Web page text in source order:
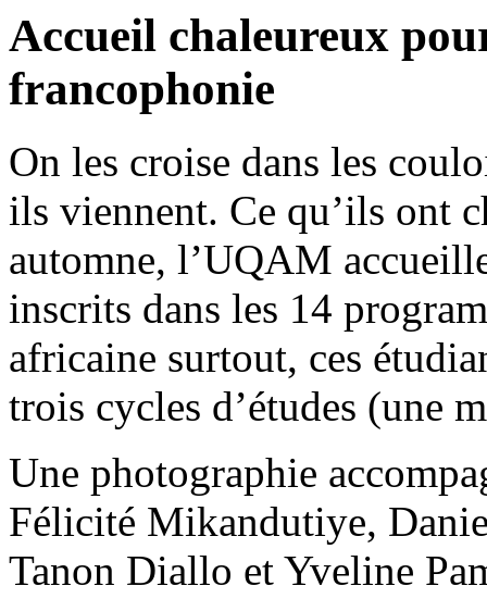
Accueil chaleureux
francophonie
On les croise dans les
ils viennent. Ce qu’ils ont
automne, l’UQAM
inscrits dans les 14
africaine surtout, ces
trois cycles d’études (une
Une photographie
Félicité Mikandutiye,
Tanon Diallo et Yveline